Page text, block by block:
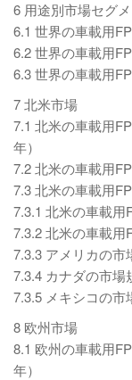
6 用途別市場セグメ
6.1 世界の車載用
6.2 世界の車載用
6.3 世界の車載用
7 北米市場
7.1 北米の車載用
年）
7.2 北米の車載用
7.3 北米の車載用
7.3.1 北米の車載用
7.3.2 北米の車載用
7.3.3 アメリカの市
7.3.4 カナダの市場
7.3.5 メキシコの市
8 欧州市場
8.1 欧州の車載用
年）